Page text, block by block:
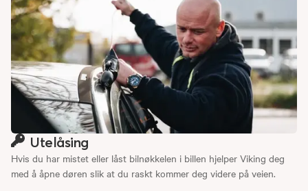
Utelåsing
Hvis du har mistet eller låst bilnøkkelen i billen hjelper Viking deg
med å åpne døren slik at du raskt kommer deg videre på veien.